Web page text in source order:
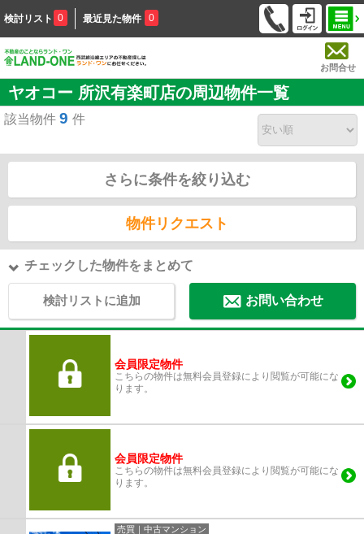
検討リスト 0 最近見た物件 0
お問合せ
ヤオコー 所沢有楽町店の周辺物件一覧
該当物件 9 件
さらに条件を絞り込む
物件リクエスト
チェックした物件をまとめて
検討リストに追加 お問い合わせ
会員限定物件
こちらの物件は無料会員登録により閲覧が可能にな
ります。
会員限定物件
こちらの物件は無料会員登録により閲覧が可能にな
ります。
売買｜中古マンション